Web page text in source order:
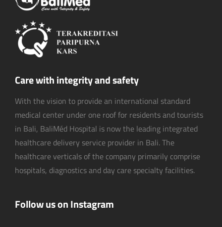
Care with integrity and safety
With the vision to provide an international standard
medical center under one roof for residents and tourists
in Bali, BaliMéd Hospital is now the leading integrated
healthcare delivery service provider in Bali. The
healthcare verticals of the company primarily comprise
hospitals, diagnostics and day care specialty facilities.
Follow us on Instagram